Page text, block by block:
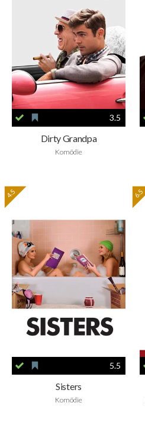
3.5
Dirty Grandpa
Komödie
4.5
5.5
Sisters
Komödie
6.5